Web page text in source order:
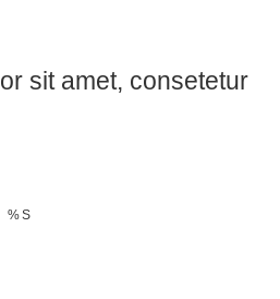
sit amet, consetetur
%S